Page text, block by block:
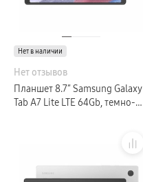
Нет в наличии
Нет отзывов
Планшет 8.7″ Samsung Galaxy
Tab A7 Lite LTE 64Gb, темно-